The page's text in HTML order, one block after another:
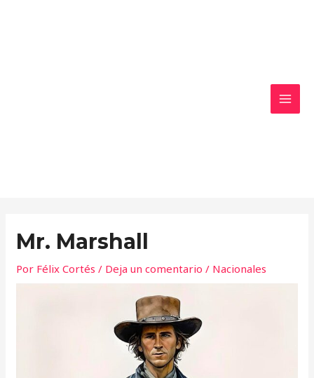
Mr. Marshall
Por Félix Cortés/ Deja un comentario / Nacionales